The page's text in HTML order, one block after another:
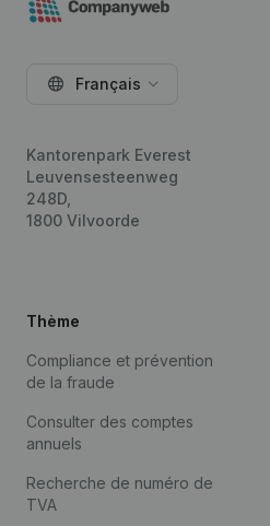
Français
Kantorenpark Everest
Leuvensesteenweg
248D,
1800 Vilvoorde
Thème
Compliance et prévention
de la fraude
Consulter des comptes
annuels
Recherche de numéro de
TVA